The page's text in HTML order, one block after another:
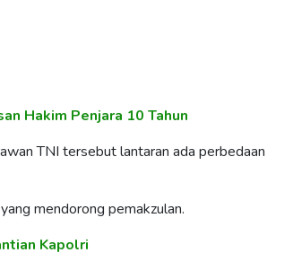
Hakim Penjara 10 Tahun
TNI tersebut lantaran ada perbedaan
mendorong pemakzulan.
Kapolri